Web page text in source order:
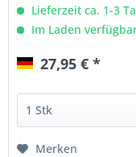
Lieferzeit ca. 1-3
Im Laden
27,95 € *
Merken